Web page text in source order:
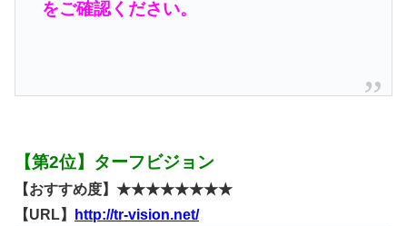
をご確認ください。
【第2位】ターフビジョン
【おすすめ度】★★★★★★★★
【URL】
http://tr-vision.net/